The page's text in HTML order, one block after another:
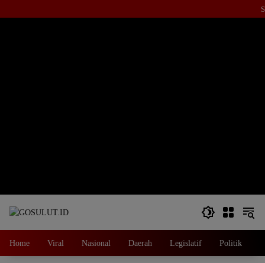
ke
Home Viral Nasional Daerah Legislatif Politik